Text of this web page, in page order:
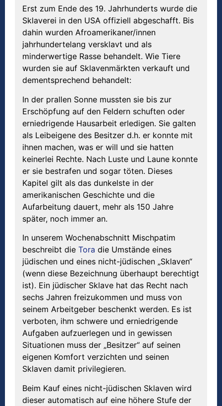
Erst zum Ende des 19. Jahrhunderts wurde die
Sklaverei in den USA offiziell abgeschafft. Bis
dahin wurden Afroamerikaner/innen
jahrhundertelang versklavt und als
minderwertige Rasse behandelt. Wie Tiere
wurden sie auf Sklavenmärkten verkauft und
dementsprechend behandelt:
In der prallen Sonne mussten sie bis zur
Erschöpfung auf den Feldern schuften oder
erniedrigende Hausarbeit erledigen. Sie galten
als Leibeigene des Besitzer d.h. er konnte mit
ihnen machen, was er will und sie hatten
keinerlei Rechte. Nach Luste und Laune konnte
er sie bestrafen und sogar töten. Dieses
Kapitel gilt als das dunkelste in der
amerikanischen Geschichte und die
Aufarbeitung dauert, mehr als 150 Jahre
später, noch immer an.
In unserem Wochenabschnitt Mischpatim
beschreibt die Tora die Umstände eines
jüdischen und eines nicht-jüdischen „Sklaven“
(wenn diese Bezeichnung überhaupt berechtigt
ist). Ein jüdischer Sklave hat das Recht nach
sechs Jahren freizukommen und muss von
seinem Arbeitgeber beschenkt werden. Es ist
verboten, ihm schwere und erniedrigende
Aufgaben aufzuerlegen und in gewissen
Situationen muss der „Besitzer“ auf seinen
eigenen Komfort verzichten und seinen
Sklaven damit privilegieren.
Beim Kauf eines nicht-jüdischen Sklaven wird
dieser automatisch auf eine höhere Stufe der